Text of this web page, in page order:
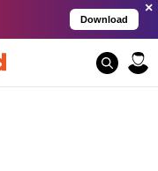
Download
×